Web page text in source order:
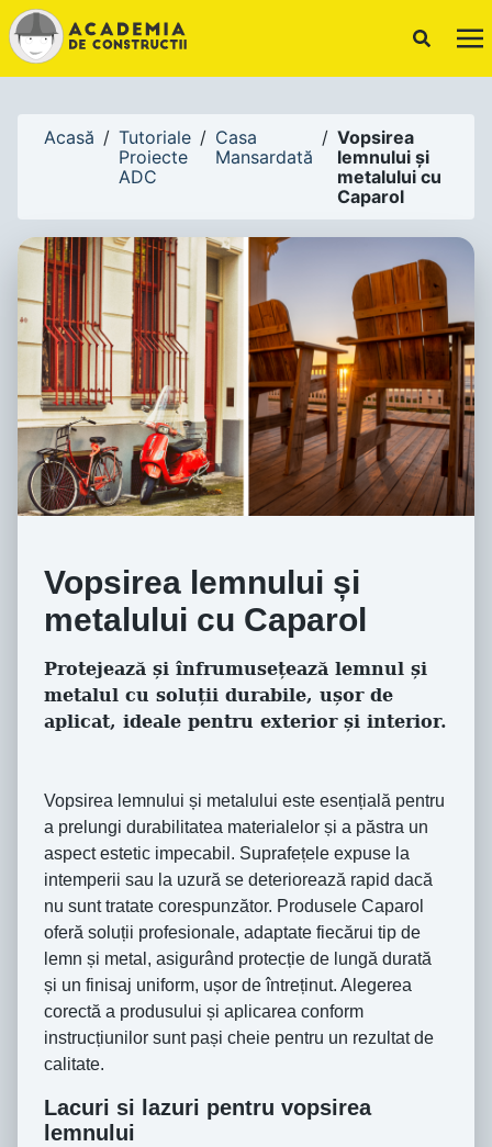
!-- Canonical URL -->
Acasă / Tutoriale
Proiecte
ADC
/ Casa
Mansardată
/ Vopsirea
lemnului și
metalului cu
Caparol
Vopsirea lemnului și
metalului cu Caparol
Protejează și înfrumusețează lemnul și
metalul cu soluții durabile, ușor de
aplicat, ideale pentru exterior și interior.
Vopsirea lemnului și metalului este esențială pentru
a prelungi durabilitatea materialelor și a păstra un
aspect estetic impecabil. Suprafețele expuse la
intemperii sau la uzură se deteriorează rapid dacă
nu sunt tratate corespunzător. Produsele Caparol
oferă soluții profesionale, adaptate fiecărui tip de
lemn și metal, asigurând protecție de lungă durată
și un finisaj uniform, ușor de întreținut. Alegerea
corectă a produsului și aplicarea conform
instrucțiunilor sunt pași cheie pentru un rezultat de
calitate.
Lacuri si lazuri pentru vopsirea
lemnului